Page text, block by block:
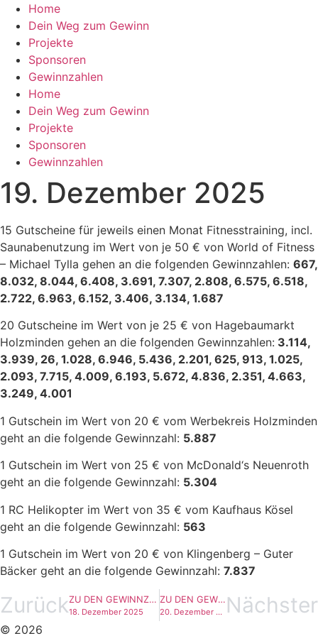
Zum
Inhalt
wechseln
Home
Dein Weg zum Gewinn
Projekte
Sponsoren
Gewinnzahlen
Home
Dein Weg zum Gewinn
Projekte
Sponsoren
Gewinnzahlen
19. Dezember 2025
15 Gutscheine für jeweils einen Monat Fitnesstraining, incl.
Saunabenutzung im Wert von je 50 € von World of Fitness
– Michael Tylla gehen an die folgenden Gewinnzahlen: 667,
8.032, 8.044, 6.408, 3.691, 7.307, 2.808, 6.575, 6.518,
2.722, 6.963, 6.152, 3.406, 3.134, 1.687
20 Gutscheine im Wert von je 25 € von Hagebaumarkt
Holzminden gehen an die folgenden Gewinnzahlen: 3.114,
3.939, 26, 1.028, 6.946, 5.436, 2.201, 625, 913, 1.025,
2.093, 7.715, 4.009, 6.193, 5.672, 4.836, 2.351, 4.663,
3.249, 4.001
1 Gutschein im Wert von 20 € vom Werbekreis Holzminden
geht an die folgende Gewinnzahl: 5.887
1 Gutschein im Wert von 25 € von McDonald‘s Neuenroth
geht an die folgende Gewinnzahl: 5.304
1 RC Helikopter im Wert von 35 € vom Kaufhaus Kösel
geht an die folgende Gewinnzahl: 563
1 Gutschein im Wert von 20 € von Klingenberg – Guter
Bäcker geht an die folgende Gewinnzahl: 7.837
Zurück ZU DEN GEWINNZAHLEN VOM
18. Dezember 2025
ZU DEN GEWINNZAHLEN VOM
20. Dezember 2025 Nächster
© 2026